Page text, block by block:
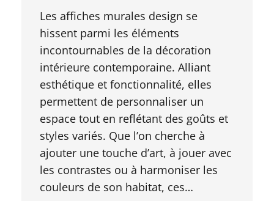
Les affiches murales design se
hissent parmi les éléments
incontournables de la décoration
intérieure contemporaine. Alliant
esthétique et fonctionnalité, elles
permettent de personnaliser un
espace tout en reflétant des goûts et
styles variés. Que l’on cherche à
ajouter une touche d’art, à jouer avec
les contrastes ou à harmoniser les
couleurs de son habitat, ces…